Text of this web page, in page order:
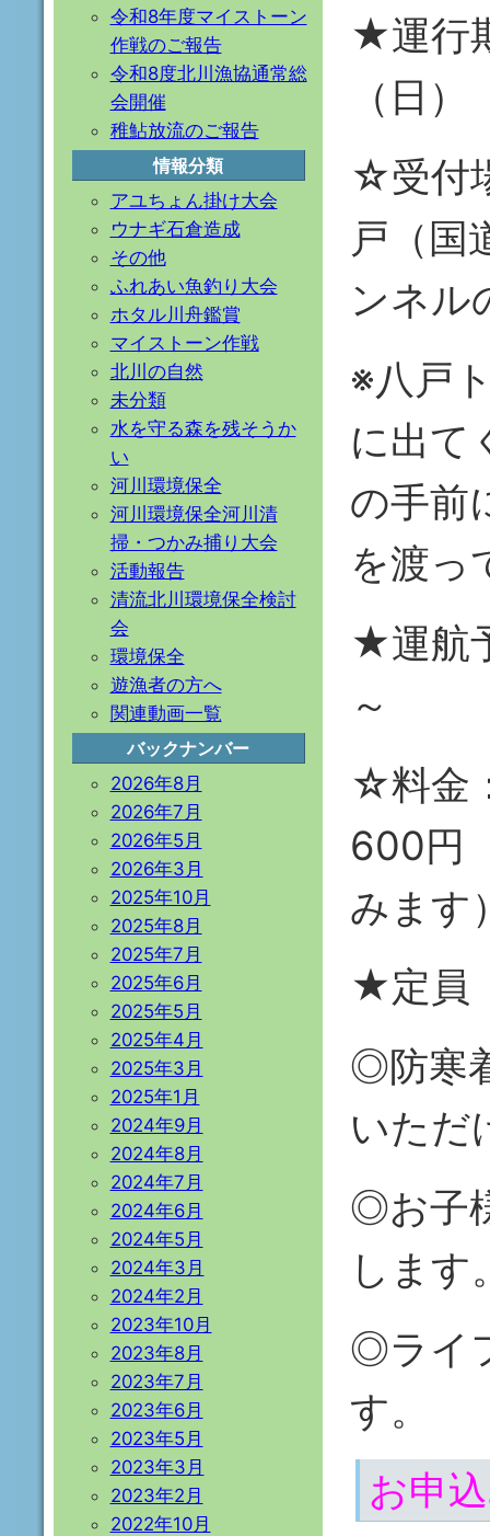
★運行
（日）
☆受付
戸（国
ンネル
※八戸
に出て
の手前
を渡っ
★運航
～
☆料金
600円
みます
★定員
◎防寒
いただ
◎お子
します
◎ライ
す。
お申
令和8年度マイストーン
作戦のご報告
令和8度北川漁協通常総
会開催
稚鮎放流のご報告
情報分類
アユちょん掛け大会
ウナギ石倉造成
その他
ふれあい魚釣り大会
ホタル川舟鑑賞
マイストーン作戦
北川の自然
未分類
水を守る森を残そうか
い
河川環境保全
河川環境保全河川清
掃・つかみ捕り大会
活動報告
清流北川環境保全検討
会
環境保全
遊漁者の方へ
関連動画一覧
バックナンバー
2026年8月
2026年7月
2026年5月
2026年3月
2025年10月
2025年8月
2025年7月
2025年6月
2025年5月
2025年4月
2025年3月
2025年1月
2024年9月
2024年8月
2024年7月
2024年6月
2024年5月
2024年3月
2024年2月
2023年10月
2023年8月
2023年7月
2023年6月
2023年5月
2023年3月
2023年2月
2022年10月